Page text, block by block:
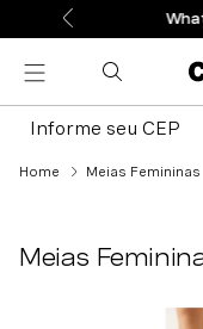
Informe seu CEP
Meias Femininas
Meias